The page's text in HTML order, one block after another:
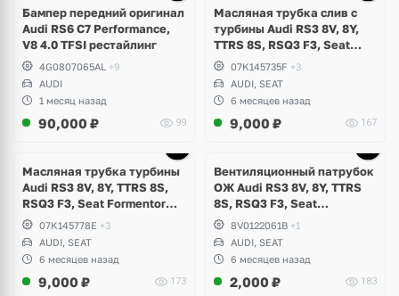
Бампер передний оригинал
Audi RS6 C7 Performance,
V8 4.0 TFSI рестайлинг
4G0807065AL
+9
AUDI
1 месяц назад
90,000 ₽ 99
Масляная трубка слив с
турбины Audi RS3 8V, 8Y,
TTRS 8S, RSQ3 F3, Seat
Formentor Cupra 2.5 TFSI
Evo, DAZA, DNWA, DNWB
07K145735F +3
AUDI, SEAT
6 месяцев назад
9,000 ₽ 167
Масляная трубка турбины
Audi RS3 8V, 8Y, TTRS 8S,
RSQ3 F3, Seat Formentor
Cupra 2.5 TFSI Evo, DAZA,
DNWA, DNWB
07K145778E +3
AUDI, SEAT
6 месяцев назад
9,000 ₽ 173
Вентиляционный патрубок
ОЖ Audi RS3 8V, 8Y, TTRS
8S, RSQ3 F3, Seat
Formentor Cupra 2.5 TFSI
Evo, DAZA, DNWA, DNWB
8V0122061B +1
AUDI, SEAT
6 месяцев назад
2,000 ₽ 183